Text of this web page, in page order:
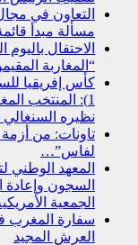
التعاون في
مسألة مبدأ
الاحتفال
“المغاربة
1): المنتخب
نظيره السنغالي (0-
تاونات: من
لفاس”…
المعهد الوطني
السجون وإعادة
الجمعية
سفارة المغرب
العرش المجيد